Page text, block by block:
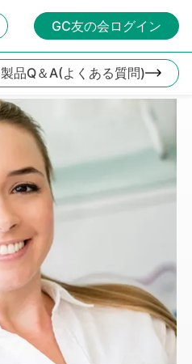
GC友の会ログイン
製品Q＆A(よくある質問)
歯科シンポジ
(土)～4日(日)